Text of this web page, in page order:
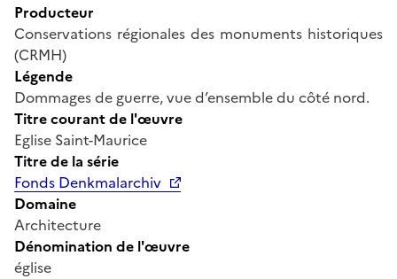
Producteur
Conservations régionales des monuments historiques
(CRMH)
Légende
Dommages de guerre, vue d’ensemble du côté nord.
Titre courant de l'œuvre
Eglise Saint-Maurice
Titre de la série
Fonds Denkmalarchiv
Domaine
Architecture
Dénomination de l'œuvre
église